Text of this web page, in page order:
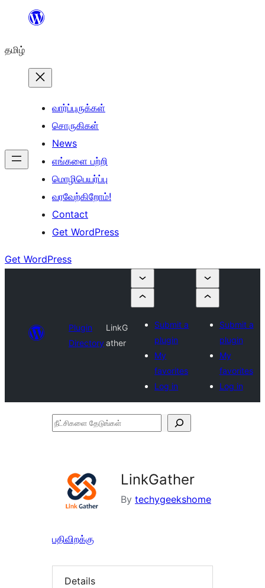
உள்ளடக்கத்திற்கு
தமிழ்
வார்ப்புருக்கள்
சொருகிகள்
News
எங்களை பற்றி
மொழிபெயர்ப்பு
வரவேற்கிறோம்!
Contact
Get WordPress
Get WordPress
Plugin
Directory
LinkG
ather
Submit a
plugin
My
favorites
Log in
Submit a
plugin
My
favorites
Log in
நீட்சிகளை
LinkGather
By techygeekshome
பதிவிறக்கு
Details